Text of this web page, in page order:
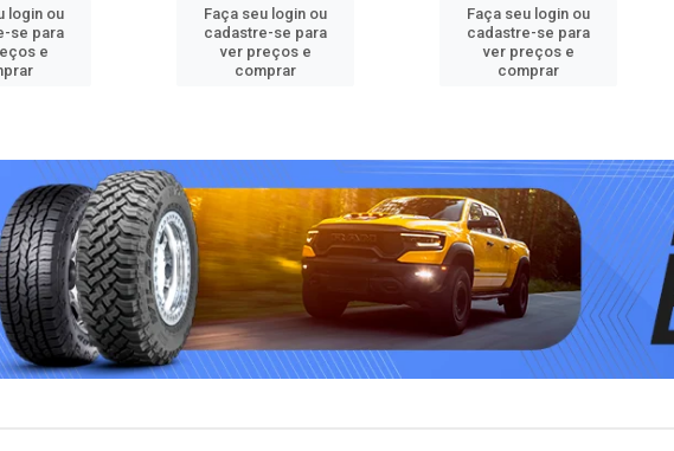
login ou
se para
e
Faça seu login ou
cadastre-se para
ver preços e
comprar
Faça seu login ou
cadastre-se para
ver preços e
comprar